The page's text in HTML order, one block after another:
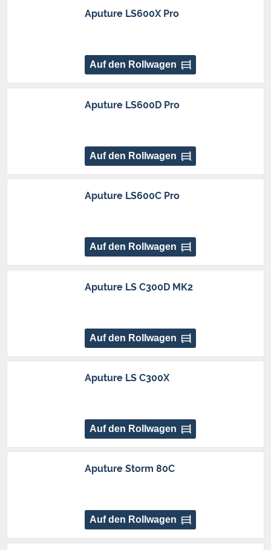
Aputure LS600X Pro
Auf den Rollwagen
Aputure LS600D Pro
Auf den Rollwagen
Aputure LS600C Pro
Auf den Rollwagen
Aputure LS C300D MK2
Auf den Rollwagen
Aputure LS C300X
Auf den Rollwagen
Aputure Storm 80C
Auf den Rollwagen